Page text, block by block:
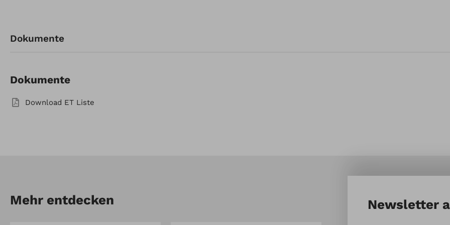
Dokumente
Dokumente
Download ET Liste
Mehr entdecken Newsletter